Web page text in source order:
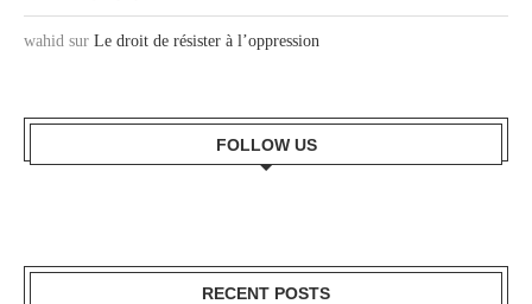
wahid sur Le droit de résister à l’oppression
FOLLOW US
RECENT POSTS